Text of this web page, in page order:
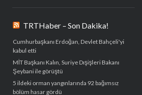
TRTHaber – Son Dakika!
Cumhurbaşkanı Erdoğan, Devlet Bahçeli'yi
kabul etti
MİT Başkanı Kalın, Suriye Dışişleri Bakanı
Şeybani ile görüştü
5 ildeki orman yangınlarında 92 bağımsız
bölüm hasar gördü